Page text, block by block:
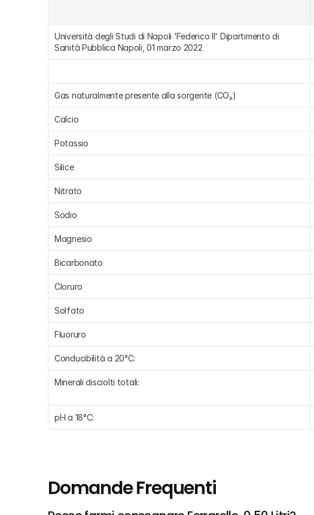
Università degli Studi di Napoli 'Federico II' Dipartimento di
Sanità Pubblica Napoli, 01 marzo 2022
Gas naturalmente presente alla sorgente (CO₂)
Calcio
Potassio
Silice
Nitrato
Sodio
Magnesio
Bicarbonato
Cloruro
Solfato
Fluoruro
Conducibilità a 20°C:
Minerali disciolti totali:
pH a 18°C:
Domande Frequenti